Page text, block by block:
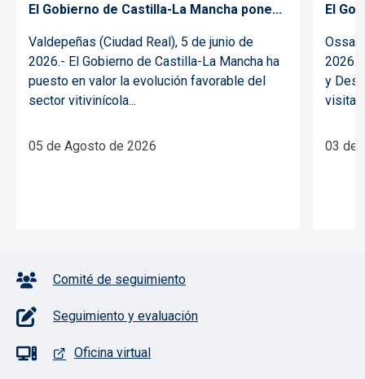
El Gobierno de Castilla-La Mancha pone...
Valdepeñas (Ciudad Real), 5 de junio de
2026.- El Gobierno de Castilla-La Mancha ha
puesto en valor la evolución favorable del
sector vitivinícola...
05 de Agosto de 2026
El
Ossa
2026.-
y
03 de
Pie de página con iconos
Comité de seguimiento
Seguimiento y evaluación
Oficina virtual